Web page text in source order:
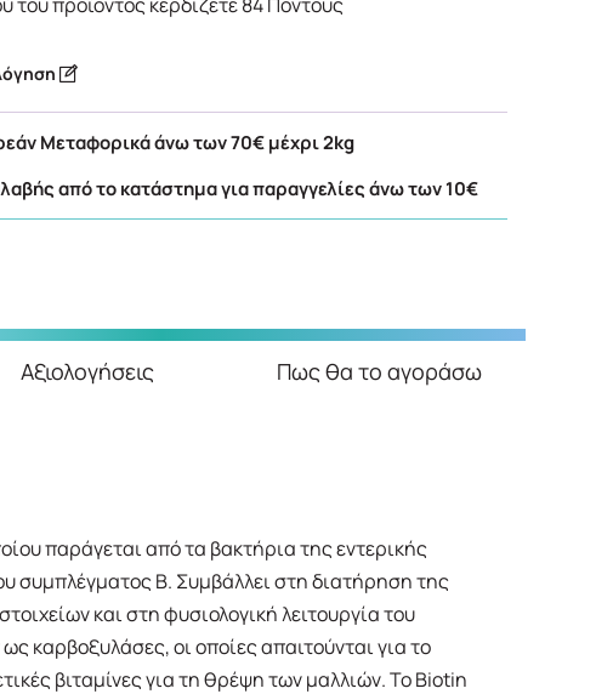
Μεταφορικά άνω των 70€ μέχρι 2kg
από το κατάστημα για παραγγελίες άνω των 10€
Αξιολογήσεις Πως θα το αγοράσω
παράγεται από τα βακτήρια της εντερικής
συμπλέγματος Β. Συμβάλλει στη διατήρηση της
και στη φυσιολογική λειτουργία του
καρβοξυλάσες, οι οποίες απαιτούνται για το
βιταμίνες για τη θρέψη των μαλλιών. Το Biotin